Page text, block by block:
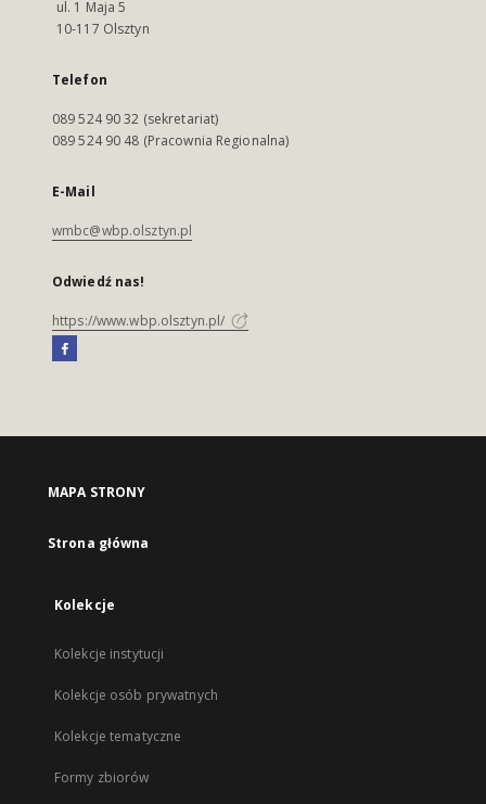
ul. 1 Maja 5
10-117 Olsztyn
Telefon
089 524 90 32 (sekretariat)
089 524 90 48 (Pracownia Regionalna)
E-Mail
wmbc@wbp.olsztyn.pl
Odwiedź nas!
https://www.wbp.olsztyn.pl/
MAPA STRONY
Strona główna
Kolekcje
Kolekcje instytucji
Kolekcje osób prywatnych
Kolekcje tematyczne
Formy zbiorów